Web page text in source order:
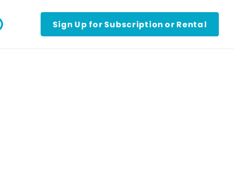
Sign Up for Subscription or Rental